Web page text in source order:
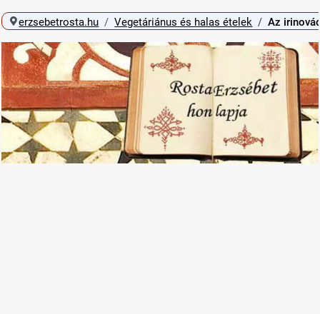
erzsebetrosta.hu Vegetáriánus és halas ételek Az